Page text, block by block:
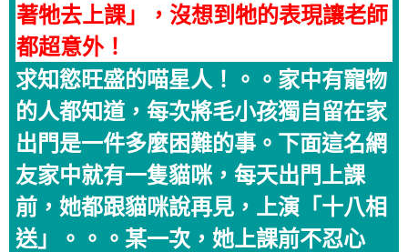
著牠去上課」，沒想到牠的表現讓老師
都超意外！
求知慾旺盛的喵星人！。。家中有寵物
的人都知道，每次將毛小孩獨自留在家
出門是一件多麼困難的事。下面這名網
友家中就有一隻貓咪，每天出門上課
前，她都跟貓咪說再見，上演「十八相
送」。。。某一次，她上課前不忍心